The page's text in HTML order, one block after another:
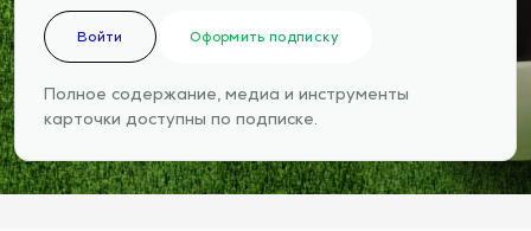
Войти Оформить подписку
Полное содержание, медиа и инструменты
карточки доступны по подписке.